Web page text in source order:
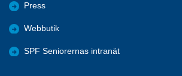
Press
Webbutik
SPF Seniorernas intranät